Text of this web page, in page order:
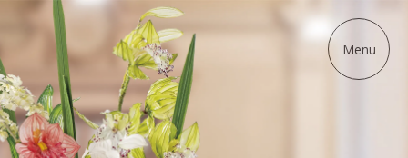
ディップアート協会
Menu